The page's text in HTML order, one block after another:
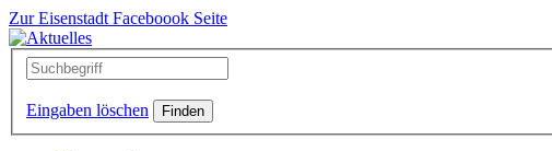
Zur Eisenstadt Faceboook Seite
Eingaben löschen